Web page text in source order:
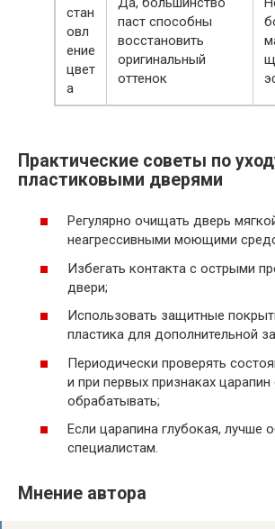
стан
овл
ение
цвет
а
паст способны
восстановить
оригинальный
оттенок
Практические советы по
пластиковыми дверями
Регулярно очищать дверь
неагрессивными моющими
Избегать контакта с острыми
двери;
Использовать защитные
пластика для дополнительной
Периодически проверять
и при первых признаках
обрабатывать;
Если царапина глубокая, лучше
специалистам.
Мнение автора